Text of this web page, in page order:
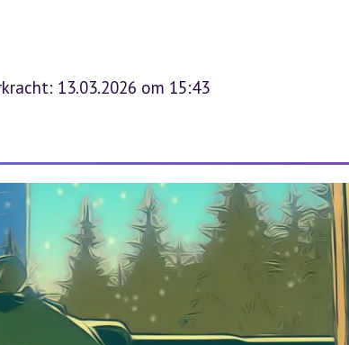
13.03.2026 om 15:43